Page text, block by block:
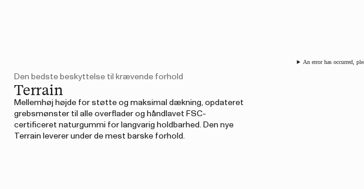
Den bedste beskyttelse til krævende forhold
Terrain
Mellemhøj højde for støtte og maksimal dækning, opdateret
grebsmønster til alle overflader og håndlavet FSC-
certificeret naturgummi for langvarig holdbarhed. Den nye
Terrain leverer under de mest barske forhold.
An error has occurred,